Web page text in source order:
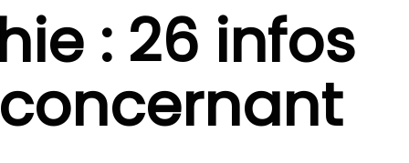
: 26 infos